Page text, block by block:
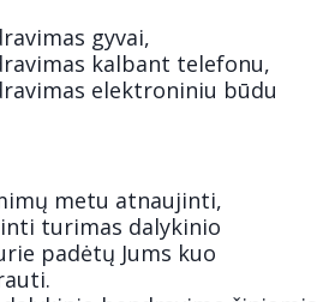
gyvai,
kalbant telefonu,
elektroniniu būdu
metu atnaujinti,
turimas dalykinio
padėtų Jums kuo